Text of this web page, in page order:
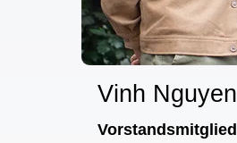
Vinh Nguyen
Vorstandsmitglied